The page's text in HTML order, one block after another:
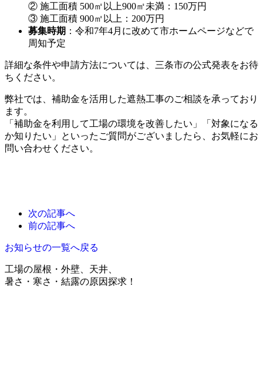
② 施工面積 500㎡以上900㎡未満：150万円
③ 施工面積 900㎡以上：200万円
募集時期 ：令和7年4月に改めて市ホームページなどで
周知予定
詳細な条件や申請方法については、三条市の公式発表をお待
ちください。
弊社では、補助金を活用した遮熱工事のご相談を承っており
ます。
「補助金を利用して工場の環境を改善したい」「対象になる
か知りたい」といったご質問がございましたら、お気軽にお
問い合わせください。
次の記事へ
前の記事へ
お知らせの一覧へ戻る
工場の屋根・外壁、天井、
暑さ・寒さ・結露の原因探求！